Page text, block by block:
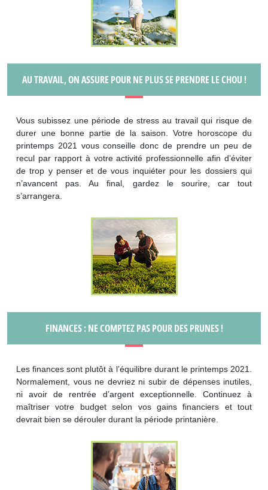
AU TRAVAIL, ON ASSURE POUR NE PLUS SE PRENDRE LE CHOU !
Vous subissez une période de stress au travail qui risque de
durer une bonne partie de la saison. Votre horoscope du
printemps 2021 vous conseille donc de prendre un peu de
recul par rapport à votre activité professionnelle afin d’éviter
de trop y penser et de vous inquiéter pour les dossiers qui
n’avancent pas. Au final, gardez le sourire, car tout
s’arrangera.
FINANCES : NE COMPTEZ PAS POUR DES PRUNES !
Les finances sont plutôt à l’équilibre durant le printemps 2021.
Normalement, vous ne devriez ni subir de dépenses inutiles,
ni avoir de rentrée d’argent exceptionnelle. Continuez à
maîtriser votre budget selon vos gains financiers et tout
devrait bien se dérouler durant la période printanière.